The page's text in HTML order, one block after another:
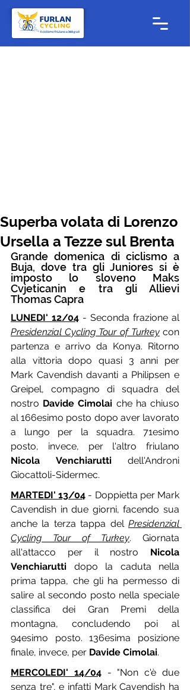
Superba volata di Lorenzo
Ursella a Tezze sul Brenta
Grande domenica di ciclismo a
Buja, dove tra gli Juniores si è
imposto lo sloveno Maks
Cvjeticanin e tra gli Allievi
Thomas Capra
LUNEDI' 12/04
- Seconda frazione al
Presidenzial Cycling Tour of Turkey con
partenza e arrivo da Konya. Ritorno
alla vittoria dopo quasi 3 anni per
Mark Cavendish davanti a Philipsen e
Greipel, compagno di squadra del
nostro Davide Cimolai che ha chiuso
al 166esimo posto dopo aver lavorato
a lungo per la squadra. 71esimo
Nicola Venchiarutti dell'Androni
Giocattoli-Sidermec.
MARTEDI' 13/04 - Doppietta per Mark
Cavendish in due giorni, facendo sua
anche la terza tappa del Presidenzial
Cycling Tour of Turkey. Giornata
all'attacco per il nostro Nicola
Venchiarutti dopo la caduta nella
prima tappa, che gli ha permesso di
salire al secondo posto nella speciale
classifica dei Gran Premi della
montagna, concludendo poi al
94esimo posto. 136esima posizione
finale, invece, per Davide Cimolai.
MERCOLEDI' 14/04 - "Non c'è due
senza tre", e infatti Mark Cavendish ha